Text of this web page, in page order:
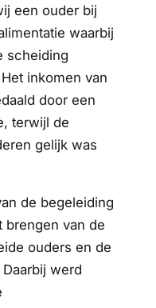
een ouder bij
waarbij
scheiding
inkomen van
door een
terwijl de
gelijk was
de begeleiding
brengen van de
ouders en de
werd